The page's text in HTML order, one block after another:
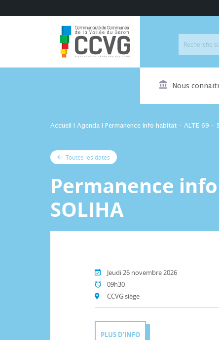
Nous
Accueil Agenda Permanence info habitat – ALTE 69 –
Toutes les dates
Permanence
SOLIHA
Jeudi 26 novembre 2026
09h30
CCVG siège
PLUS D’INFO